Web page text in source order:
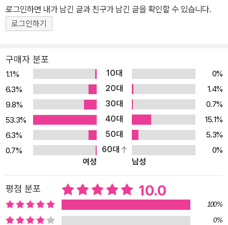
지문들로 배경지식을 넓혀주는 다양하고 흥미로운 주제를 다루고 있
습니다. Questions 문제도 영어로만 구성하여 원서에 가깝도록 구
현하였습니다. 독해의 전체와 부분을 보는 시각을 길러주는 문제들로
한 문제를 통해 확실하게 익히고 넘어가도록 도와줍니다, Word Rev
iew 테마별 어휘와 Quick Check로 학습한 어휘를 다시 한 번 꼼꼼
하게 짚고 넘어가 완전히 습득하도록 했습니다. Sentence Review
Passage 3,4에서 체크 문제로 확인한 구문들을 확실하게 반복하여
익히도록 구성되었습니다.
로그인하면 내가 남긴 글과 친구가 남긴 글을 확인할 수 있습니다.
로그인하기
구매자 분포
1.1% 10대
0%
6.3%
20대
1.4%
9.8%
30대
0.7%
53.3%
40대
15.1%
6.3%
50대
5.3%
0.7%
60대
0%
여성
남성
평점 분포 10.0
100%
0%